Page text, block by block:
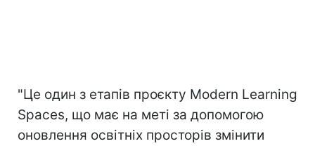
"Це один з етапів проєкту Modern Learning
Spaces, що має на меті за допомогою
оновлення освітніх просторів змінити